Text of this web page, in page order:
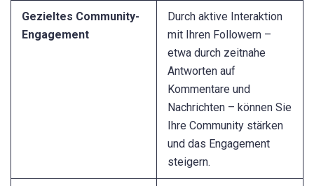
Gezieltes Community-
Engagement
Durch aktive Interaktion
mit Ihren Followern –
etwa durch zeitnahe
Antworten auf
Kommentare und
Nachrichten – können Sie
Ihre Community stärken
und das Engagement
steigern.